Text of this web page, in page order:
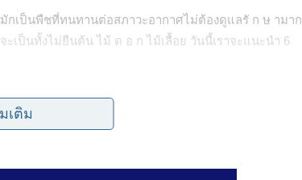
เป็นพืชที่ทนทานต่อสภาวะอากาศไม่ต้องดูแลรั ก ษ ามาก
เป็นทั้งไม่ยืนต้น ไม้ ด อ ก ไม้เลื้อย วันนี้เราจะแนะนำ 6
เติม